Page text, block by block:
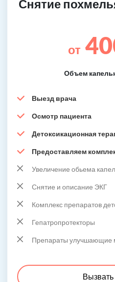
Снятие
от
Объем
Выезд врача
Осмотр пациента
Детоксикационная
Предоставляем
Увеличение обьема
Снятие и описание ЭКГ
Комплекс препаратов
Гепатропротекторы
Препараты улучшающие
Вызвать